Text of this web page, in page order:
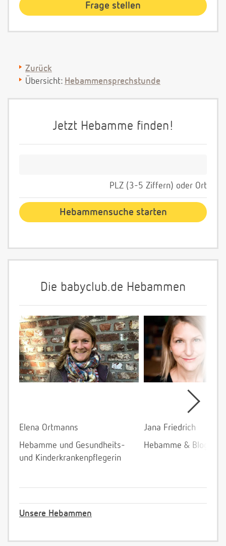
Zurück
Übersicht: Hebammensprechstunde
Jetzt Hebamme finden!
PLZ (3-5 Ziffern) oder Ort
Die babyclub.de Hebammen
Elena Ortmanns
Hebamme und Gesundheits-
und Kinderkrankenpflegerin
Jana Friedrich
Hebamme &
Unsere Hebammen